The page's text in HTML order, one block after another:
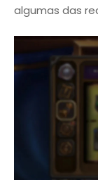
algumas das